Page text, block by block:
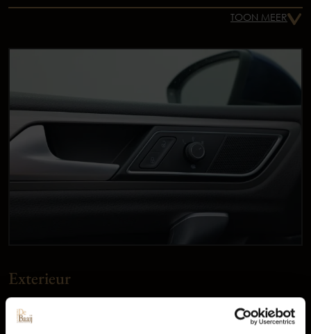
TOON MEER
Exterieur
Warmtewerend glas
Occasions